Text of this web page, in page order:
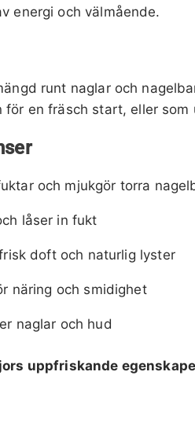
energi och välmående.
runt naglar och
för en fräsch start, eller
och mjukgör torra
låser in fukt
doft och naturlig lyster
näring och smidighet
naglar och hud
uppfriskande